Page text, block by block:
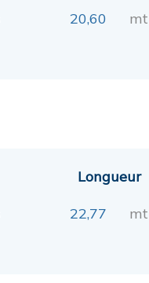
20,60 mt
Longueur
22,77 mt